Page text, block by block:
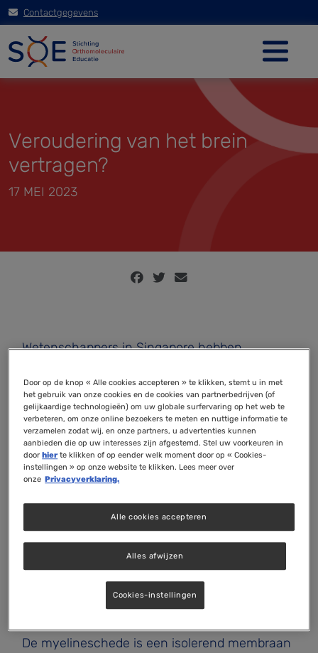
Contactgegevens
Veroudering van het brein
vertragen?
17 MEI 2023
Wetenschappers in Singapore hebben
transporteiwit een cruciale rol speelt bij het
beschermen van zenuwen. Mogelijk kunnen
supplementen met deze lipiden in de toekomst
de schadelijke gevolgen van veroudering voor
de hersenen vertragen. De resultaten van dit
preklinische onderzoek werden onlangs
Afwijkingen in Mfsd2a gen kan
leiden tot verminderde
De myelineschede is een isolerend membraan
Door op de knop « Alle cookies accepteren » te klikken, stemt u in met
het gebruik van onze cookies en de cookies van partnerbedrijven (of
gelijkaardige technologieën) om uw globale surfervaring op het web te
verbeteren, om onze online bezoekers te meten en nuttige informatie te
verzamelen zodat wij, en onze partners, u advertenties kunnen
aanbieden die op uw interesses zijn afgestemd. Stel uw voorkeuren in
doorhierte klikken of op eender welk moment door op « Cookies-
instellingen » op onze website te klikken. Lees meer over
onze Privacyverklaring.
Alles afwijzen
Alle cookies accepteren
Cookies-instellingen